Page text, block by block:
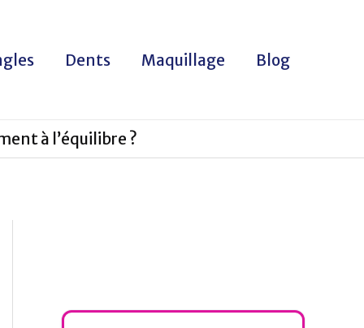
Dents Maquillage Blog
à l’équilibre ?